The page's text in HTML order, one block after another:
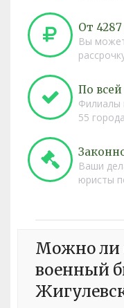
От
Вы
По
Филиалы
55
Ваши
юристы
Можно ли
военный